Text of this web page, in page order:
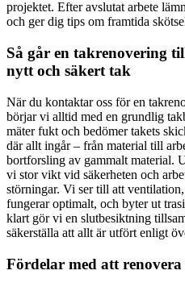
projektet. Efter avslutat arbete
och ger dig tips om framtida
Så går en takrenovering
nytt och säkert tak
När du kontaktar oss för en
börjar vi alltid med en grundlig
mäter fukt och bedömer takets
där allt ingår – från material till
bortforsling av gammalt material.
vi stor vikt vid säkerheten och
störningar. Vi ser till att
fungerar optimalt, och byter ut
klart gör vi en slutbesiktning
säkerställa att allt är utfört enligt
Fördelar med att